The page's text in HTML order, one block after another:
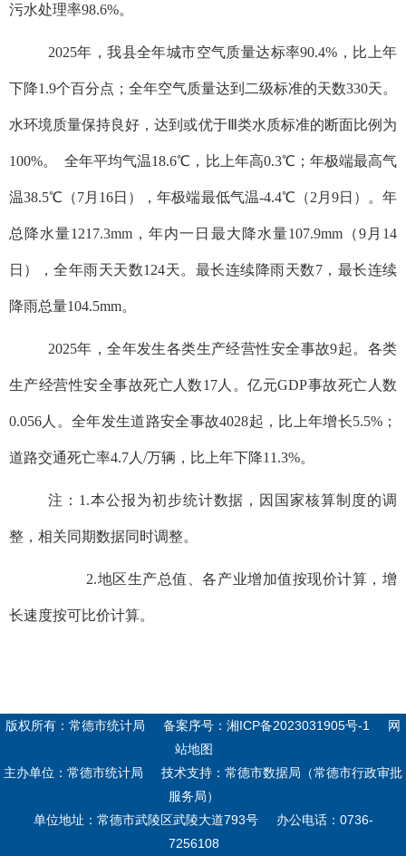
污水处理率98.6%。
2025年，我县全年城市空气质量达标率90.4%，比上年
下降1.9个百分点；全年空气质量达到二级标准的天数330天。
水环境质量保持良好，达到或优于Ⅲ类水质标准的断面比例为
100%。 全年平均气温18.6℃，比上年高0.3℃；年极端最高气
温38.5℃（7月16日），年极端最低气温-4.4℃（2月9日）。年
总降水量1217.3mm，年内一日最大降水量107.9mm（9月14
日），全年雨天天数124天。最长连续降雨天数7，最长连续
降雨总量104.5mm。
2025年，全年发生各类生产经营性安全事故9起。各类
生产经营性安全事故死亡人数17人。亿元GDP事故死亡人数
0.056人。全年发生道路安全事故4028起，比上年增长5.5%；
道路交通死亡率4.7人/万辆，比上年下降11.3%。
注：1.本公报为初步统计数据，因国家核算制度的调
整，相关同期数据同时调整。
2.地区生产总值、各产业增加值按现价计算，增
长速度按可比价计算。
版权所有：常德市统计局 备案序号： 湘ICP备2023031905号-1
网
站地图
主办单位：常德市统计局
技术支持：常德市数据局（常德市行政审批
服务局）
单位地址：常德市武陵区武陵大道793号
办公电话：0736-
7256108